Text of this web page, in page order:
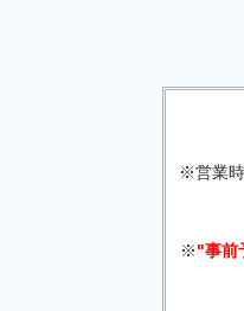
※営業時
※ "事前